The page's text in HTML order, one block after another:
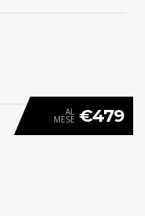
AL
MESE €479